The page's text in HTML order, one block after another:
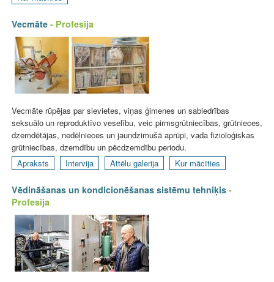
Vecmāte - Profesija
Vecmāte rūpējas par sievietes, viņas ģimenes un sabiedrības
seksuālo un reproduktīvo veselību, veic pirmsgrūtniecības, grūtnieces,
dzemdētājas, nedēļnieces un jaundzimušā aprūpi, vada fizioloģiskas
grūtniecības, dzemdību un pēcdzemdību periodu.
Apraksts
Intervija Attēlu galerija Kur mācīties
Vēdināšanas un kondicionēšanas sistēmu tehniķis -
Profesija